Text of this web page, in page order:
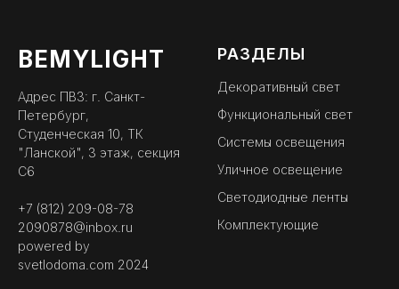
BEMYLIGHT
Адрес ПВЗ: г. Санкт-
Петербург,
Студенческая 10, ТК
"Ланской", 3 этаж, секция
С6
+7 (812) 209-08-78
2090878@inbox.ru
powered by
svetlodoma.com 2024
РАЗДЕЛЫ
Декоративный свет
Функциональный свет
Системы освещения
Уличное освещение
Светодиодные ленты
Комплектующие